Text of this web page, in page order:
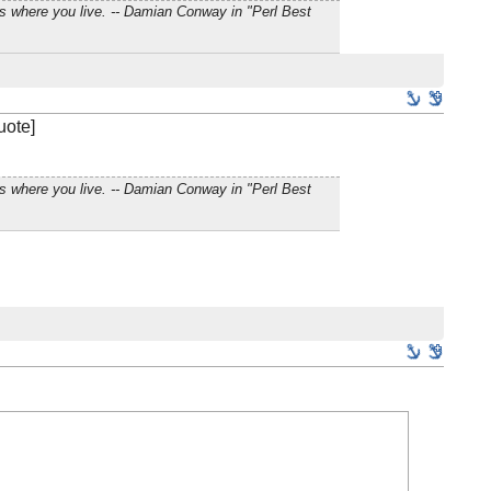
where you live. -- Damian Conway in "Perl Best
where you live. -- Damian Conway in "Perl Best